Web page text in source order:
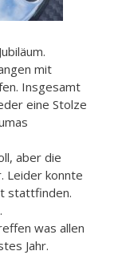
mit
Insgesamt
eine Stolze
aber die
Leider konnte
stattfinden.
was allen
Jahr.